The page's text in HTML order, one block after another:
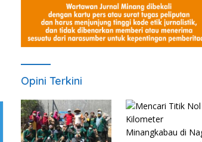
Opini Terkini